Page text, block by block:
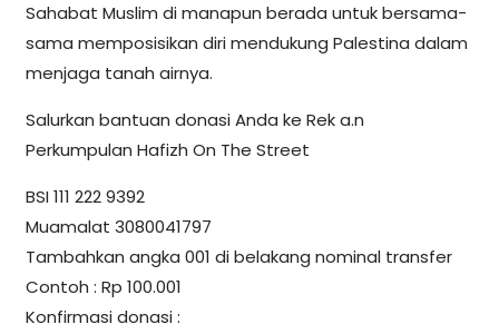
Sahabat Muslim di manapun berada untuk bersama-
sama memposisikan diri mendukung Palestina dalam
menjaga tanah airnya.
Salurkan bantuan donasi Anda ke Rek a.n
Perkumpulan Hafizh On The Street
BSI 111 222 9392
Muamalat 3080041797
Tambahkan angka 001 di belakang nominal transfer
Contoh : Rp 100.001
Konfirmasi donasi :